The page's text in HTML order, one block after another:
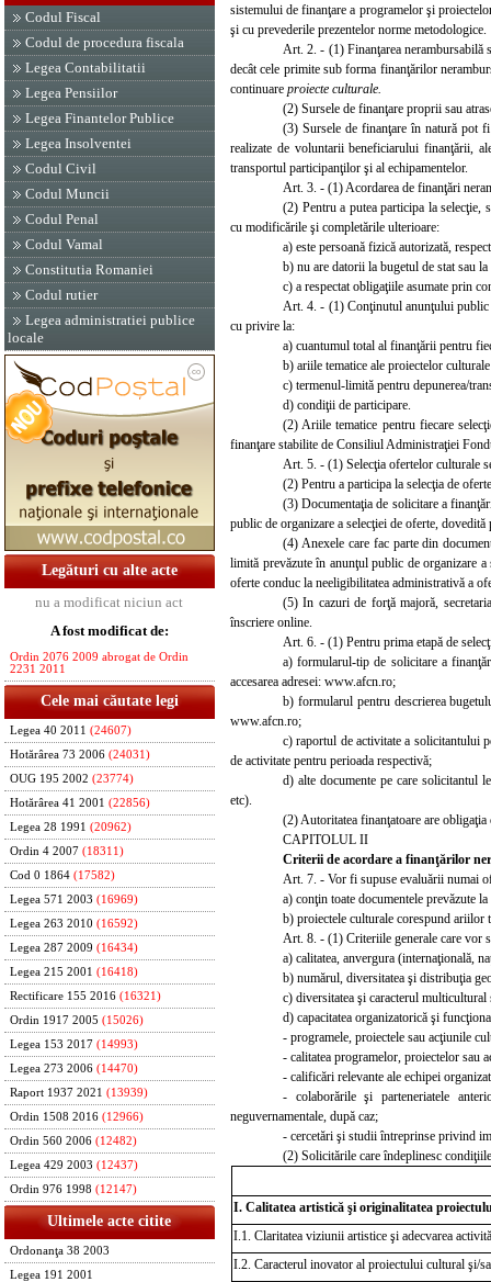
Codul Fiscal
Codul de procedura fiscala
Legea Contabilitatii
Legea Pensiilor
Legea Finantelor Publice
Legea Insolventei
Codul Civil
Codul Muncii
Codul Penal
Codul Vamal
Constitutia Romaniei
Codul rutier
Legea administratiei publice
locale
Legături cu alte acte
nu a modificat niciun act
A fost modificat de:
Ordin 2076 2009 abrogat de Ordin
2231 2011
Cele mai căutate legi
Legea 40 2011 (24607)
Hotărârea 73 2006 (24031)
OUG 195 2002 (23774)
Hotărârea 41 2001 (22856)
Legea 28 1991 (20962)
Ordin 4 2007 (18311)
Cod 0 1864 (17582)
Legea 571 2003 (16969)
Legea 263 2010 (16592)
Legea 287 2009 (16434)
Legea 215 2001 (16418)
Rectificare 155 2016 (16321)
Ordin 1917 2005 (15026)
Legea 153 2017 (14993)
Legea 273 2006 (14470)
Raport 1937 2021 (13939)
Ordin 1508 2016 (12966)
Ordin 560 2006 (12482)
Legea 429 2003 (12437)
Ordin 976 1998 (12147)
Ultimele acte citite
Ordonanţa 38 2003
Legea 191 2001
sistemului de finanţare a programelor şi
şi cu prevederile prezentelor norme metodologice.
Art. 2. - (1) Finanţarea nerambursabilă
decât cele primite sub forma finanţărilor
continuare proiecte culturale.
(2) Sursele de finanţare proprii sau
(3) Sursele de finanţare în natură pot
realizate de voluntarii beneficiarului finanţării,
transportul participanţilor şi al echipamentelor.
Art. 3. - (1) Acordarea de finanţări
(2) Pentrua putea participa la
cu modificările şi completările ulterioare:
a) este persoană fizică autorizată,
b) nu are datorii la bugetul de stat sau
c) a respectat obligaţiile asumate prin
Art. 4. - (1) Conţinutul anunţului public
cu privire la:
a) cuantumul total al finanţării pentru
b) ariile tematice ale proiectelor
c) termenul-limită pentru depunerea/
d) condiţii de participare.
(2) Ariile tematice pentru fiecare
finanţare stabilite de Consiliul Administraţiei
Art. 5. - (1) Selecţia ofertelor culturale
(2) Pentru a participa la selecţia de
(3)Documentaţia de solicitare a
public de organizare a selecţiei de oferte,
(4) Anexele care fac parte din
limită prevăzute în anunţul public de organizare
oferte conduc la neeligibilitatea administrativă a
(5)In cazuri de forţă majoră,
înscriere online.
Art. 6. - (1) Pentru prima etapă de
a)formularul-tip de solicitare a
accesarea adresei: www.afcn.ro;
b) formularul pentru descrierea
www.afcn.ro;
c)raportul de activitate a solicitantului
de activitate pentru perioada respectivă;
d) alte documente pe care solicitantul
etc).
(2) Autoritatea finanţatoare are
CAPITOLUL II
Criterii de acordare a finanţărilor
Art. 7. - Vor fi supuse evaluării numai
a) conţin toate documentele prevăzute
b) proiectele culturale corespund ariilor
Art. 8. - (1) Criteriile generale care vor
a) calitatea, anvergura (internaţională,
b) numărul, diversitatea şi distribuţia
c) diversitatea şi caracterul
d) capacitatea organizatorică şi
- programele, proiectele sau acţiunile
- calitatea programelor, proiectelor sau
- calificări relevante ale echipei
- colaborările şi parteneriatele
neguvernamentale, după caz;
- cercetări şi studii întreprinse privind
(2) Solicitările care îndeplinesc
I. Calitatea artistică şi originalitatea
I.1. Claritatea viziunii artistice şi adecvarea
I.2. Caracterul inovator al proiectului cultural şi/